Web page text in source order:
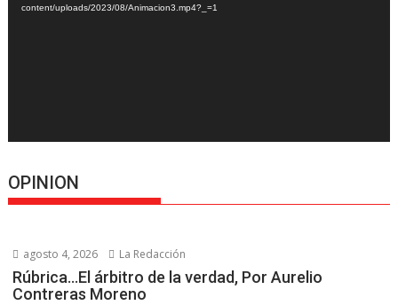
content/uploads/2023/08/Animacion3.mp4?_=1
OPINION
agosto 4, 2026 La Redacción
Rúbrica…El árbitro de la verdad, Por Aurelio
Contreras Moreno